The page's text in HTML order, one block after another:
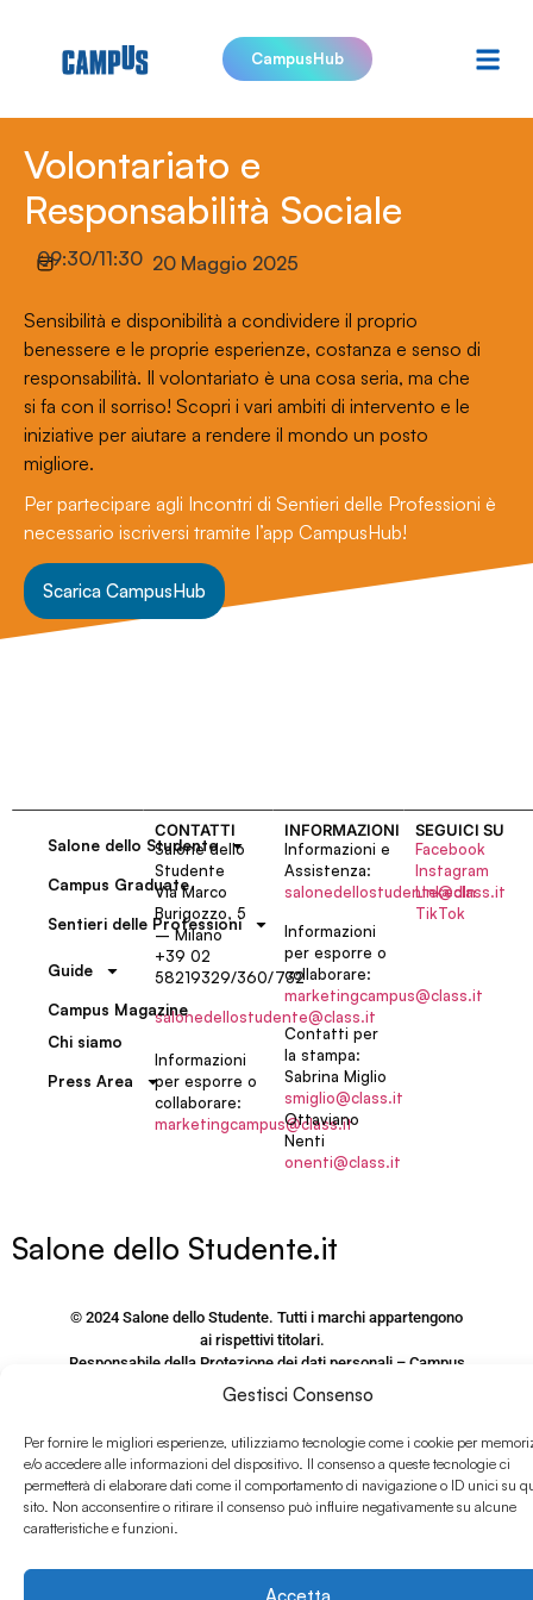
Gestisci Consenso
Per fornire le migliori esperienze, utilizziamo tecnologie come i cookie per
e/o accedere alle informazioni del dispositivo. Il consenso a queste tecnologie ci
permetterà di elaborare dati come il comportamento di navigazione o ID unici su
sito. Non acconsentire o ritirare il consenso può influire negativamente su alcune
caratteristiche e funzioni.
Accetta
CampusHub
Volontariato e
Responsabilità Sociale
09:30/11:30 20 Maggio 2025
Sensibilità e disponibilità a condividere il proprio
benessere e le proprie esperienze, costanza e senso di
responsabilità. Il volontariato è una cosa seria, ma che
si fa con il sorriso! Scopri i vari ambiti di intervento e le
iniziative per aiutare a rendere il mondo un posto
migliore.
Per partecipare agli Incontri di Sentieri delle Professioni è
necessario iscriversi tramite l’app CampusHub!
Scarica CampusHub
Salone dello Studente
Campus Graduate
Sentieri delle Professioni
Guide
Campus Magazine
Chi siamo
Press Area
CONTATTI
Salone dello
Studente
Via Marco
Burigozzo, 5
– Milano
+39 02
58219329/360/732
salonedellostudente@class.it
Informazioni
per esporre o
collaborare:
marketingcampus@class.it
INFORMAZIONI
Informazioni e
Assistenza:
salonedellostudente@class.it
Informazioni
per esporre o
collaborare:
marketingcampus@class.it
Contatti per
la stampa:
Sabrina Miglio
smiglio@class.it
Ottaviano
Nenti
onenti@class.it
SEGUICI SU
Facebook
Instagram
LinkedIn
TikTok
Salone dello Studente.it
© 2024 Salone dello Studente. Tutti i marchi appartengono
ai rispettivi titolari.
Responsabile della Protezione dei dati personali – Campus
Editori S.r.l.
via M. Burigozzo 5 – 20122, Milano, email: Dpo@Class.It
P.IVA e CF 09406120155
PRIVACY POLICY SITO
www.salonedellostudente.it
COOKIE POLICY